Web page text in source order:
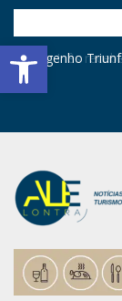
Barra de Ferramentas Aberta
Dona Inês
Engenho